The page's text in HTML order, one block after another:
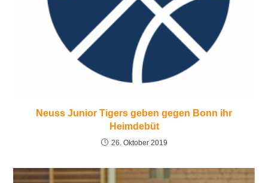
Neuss Junior Tigers geben gegen Bonn ihr
Heimdebüt
26. Oktober 2019